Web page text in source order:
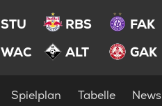
STU RBS FAK
WAC ALT GAK
Spielplan Tabelle News